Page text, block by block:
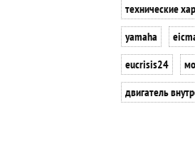
технические
yamaha
eucrisis24
двигатель